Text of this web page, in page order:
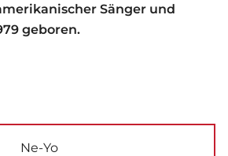
Sänger und
geboren.
Ne-Yo